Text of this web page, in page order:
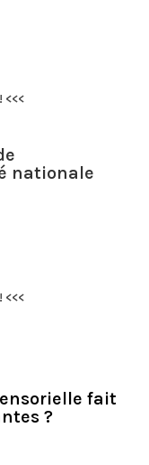
! <<<
nationale
! <<<
fait
?